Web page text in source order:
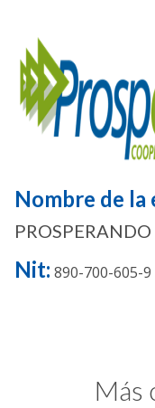
Nombre de la
PROSPERANDO
Nit: 890-700-605-9
Más